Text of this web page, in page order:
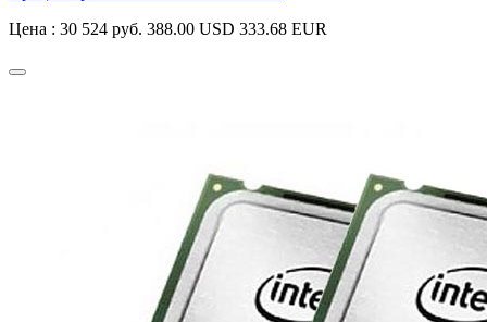
Цена : 30 524 руб. 388.00 USD 333.68 EUR